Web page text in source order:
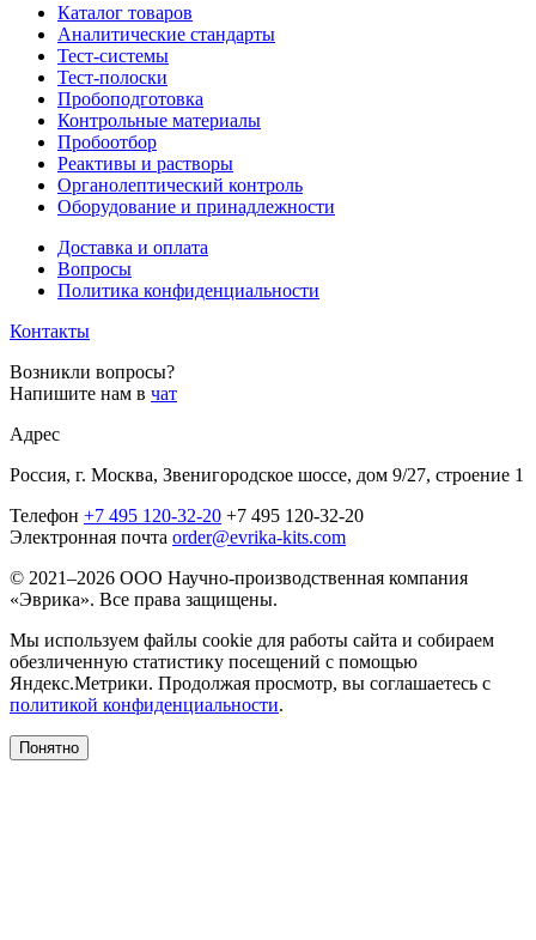
Каталог товаров
Аналитические стандарты
Тест-системы
Тест-полоски
Пробоподготовка
Контрольные материалы
Пробоотбор
Реактивы и растворы
Органолептический контроль
Оборудование и принадлежности
Доставка и оплата
Вопросы
Политика конфиденциальности
Контакты
Возникли вопросы?
Напишите нам в чат
Адрес
Россия, г. Москва, Звенигородское шоссе, дом 9/27, строение 1
Телефон +7 495 120-32-20 +7 495 120-32-20
Электронная почта order@evrika-kits.com
© 2021–2026 ООО Научно-производственная компания
«Эврика». Все права защищены.
Мы используем файлы cookie для работы сайта и собираем
обезличенную статистику посещений с помощью
Яндекс.Метрики. Продолжая просмотр, вы соглашаетесь с
политикой конфиденциальности.
Понятно